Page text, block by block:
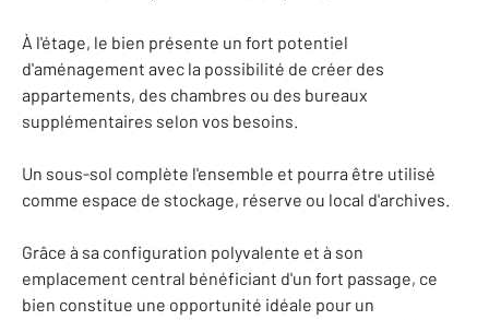
À l'étage, le bien présente un fort potentiel
d'aménagement avec la possibilité de créer des
appartements, des chambres ou des bureaux
supplémentaires selon vos besoins.
Un sous-sol complète l'ensemble et pourra être utilisé
comme espace de stockage, réserve ou local d'archives.
Grâce à sa configuration polyvalente et à son
emplacement central bénéficiant d'un fort passage, ce
bien constitue une opportunité idéale pour un